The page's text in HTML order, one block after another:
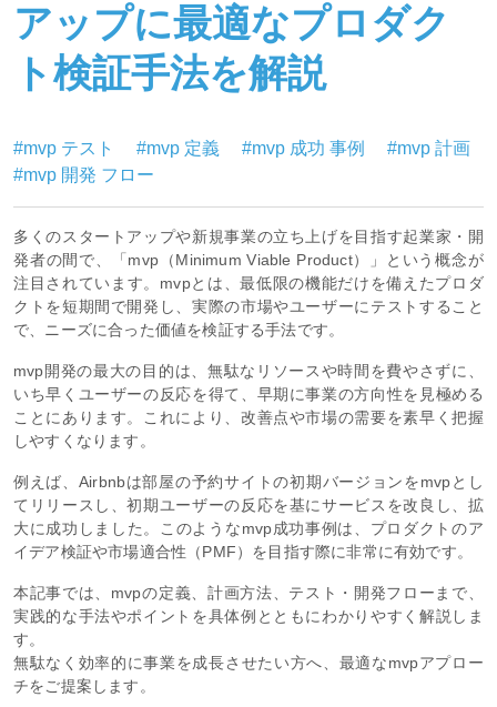
アップに最適なプロダク
ト検証手法を解説
#mvp テスト #mvp 定義 #mvp 成功 事例
#mvp 計画
#mvp 開発 フロー
多くのスタートアップや新規事業の立ち上げを目指す起業家・開
発者の間で、「mvp（Minimum Viable Product）」という概念が
注目されています。mvpとは、最低限の機能だけを備えたプロダ
クトを短期間で開発し、実際の市場やユーザーにテストすること
で、ニーズに合った価値を検証する手法です。
mvp開発の最大の目的は、無駄なリソースや時間を費やさずに、
いち早くユーザーの反応を得て、早期に事業の方向性を見極める
ことにあります。これにより、改善点や市場の需要を素早く把握
しやすくなります。
例えば、Airbnbは部屋の予約サイトの初期バージョンをmvpとし
てリリースし、初期ユーザーの反応を基にサービスを改良し、拡
大に成功しました。このようなmvp成功事例は、プロダクトのア
イデア検証や市場適合性（PMF）を目指す際に非常に有効です。
本記事では、mvpの定義、計画方法、テスト・開発フローまで、
実践的な手法やポイントを具体例とともにわかりやすく解説しま
す。
無駄なく効率的に事業を成長させたい方へ、最適なmvpアプロー
チをご提案します。